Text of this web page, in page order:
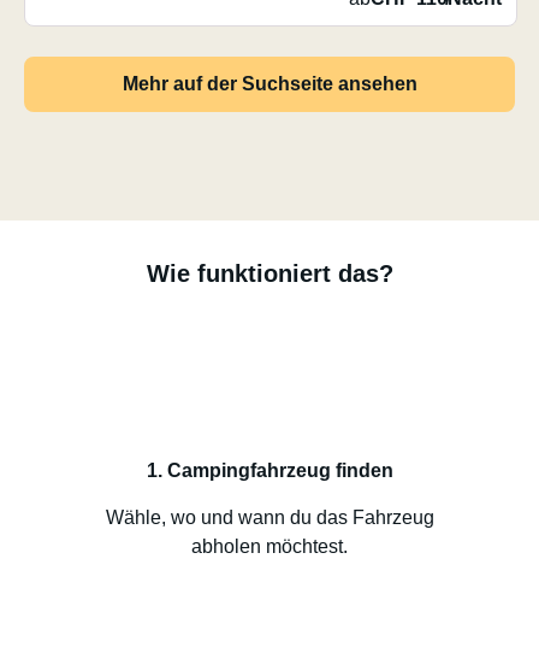
Mehr auf der Suchseite ansehen
Wie funktioniert das?
1. Campingfahrzeug finden
Wähle, wo und wann du das Fahrzeug
abholen möchtest.